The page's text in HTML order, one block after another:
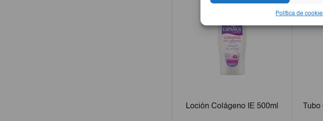
Política de
Loción Colágeno IE 500ml
Tubo